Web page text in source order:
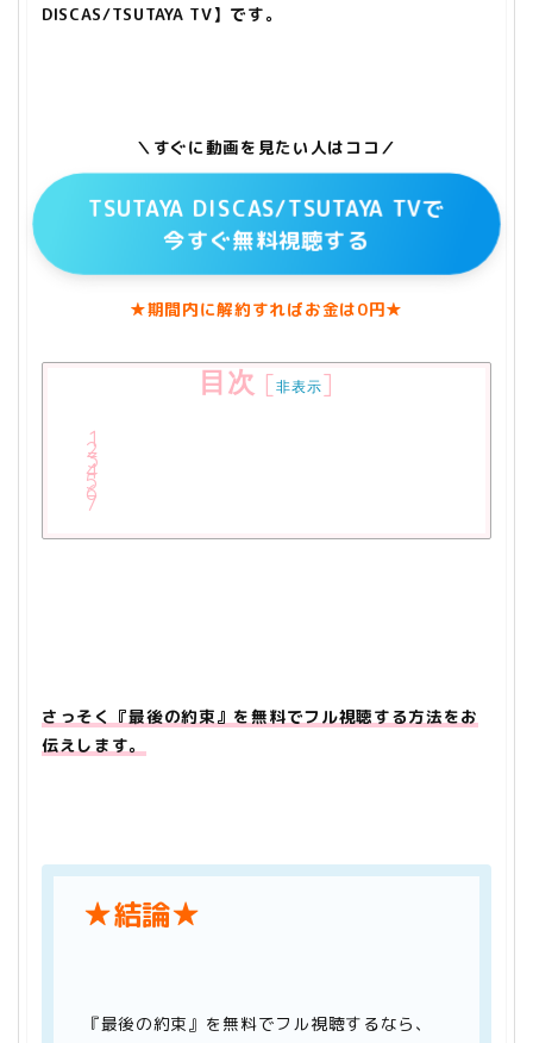
DISCAS/TSUTAYA TV】です。
＼すぐに動画を見たい人はココ／
TSUTAYA DISCAS/TSUTAYA TVで
今すぐ無料視聴する
★期間内に解約すればお金は0円★
目次 [非表示]
さっそく『最後の約束』を無料でフル視聴する方法をお
伝えします。
★結論★
『最後の約束』を無料でフル視聴するなら、